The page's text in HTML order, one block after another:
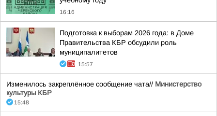
16:16
Подготовка к выборам 2026 года: в Доме
Правительства КБР обсудили роль
муниципалитетов
15:57
Изменилось закреплённое сообщение чата// Министерство
культуры КБР
15:48